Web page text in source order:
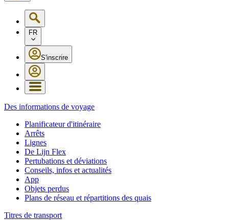
FR
S'inscrire
Des informations de voyage
Planificateur d'itinéraire
Arrêts
Lignes
De Lijn Flex
Pertubations et déviations
Conseils, infos et actualités
App
Objets perdus
Plans de réseau et répartitions des quais
Titres de transport